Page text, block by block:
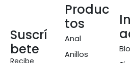
Suscrí
bete
Produc
tos
Anal
Anillos